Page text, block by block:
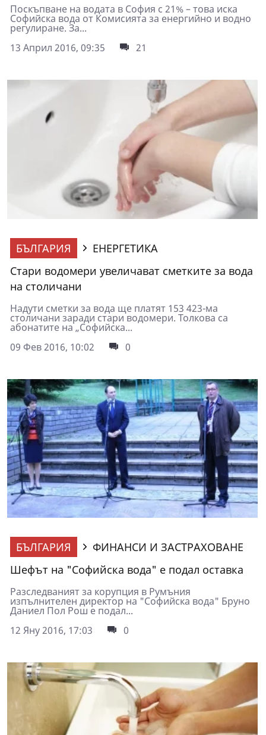
Поскъпване на водата в София с 21% – това иска
Софийска вода от Комисията за енергийно и водно
регулиране. За...
13 Април 2016, 09:35
21
БЪЛГАРИЯ
ЕНЕРГЕТИКА
Стари водомери увеличават сметките за вода
на столичани
Надути сметки за вода ще платят 153 423-ма
столичани заради стари водомери. Толкова са
абонатите на „Софийска...
09 Фев 2016, 10:02
0
БЪЛГАРИЯ
ФИНАНСИ И ЗАСТРАХОВАНЕ
Шефът на "Софийска вода" е подал оставка
Разследваният за корупция в Румъния
изпълнителен директор на "Софийска вода" Бруно
Даниел Пол Рош е подал...
12 Яну 2016, 17:03
0